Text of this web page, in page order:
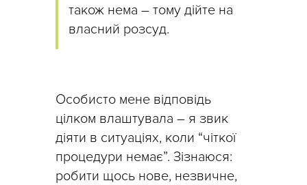
також нема – тому дійте на
власний розсуд.
Особисто мене відповідь
цілком влаштувала – я звик
діяти в ситуаціях, коли “чіткої
процедури немає”. Зізнаюся:
робити щось нове, незвичне,